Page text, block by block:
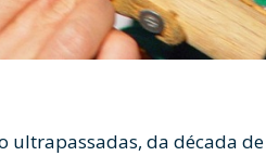
ultrapassadas, da década